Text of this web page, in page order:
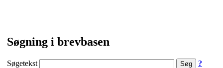
Søgning i brevbasen
Søgetekst ?